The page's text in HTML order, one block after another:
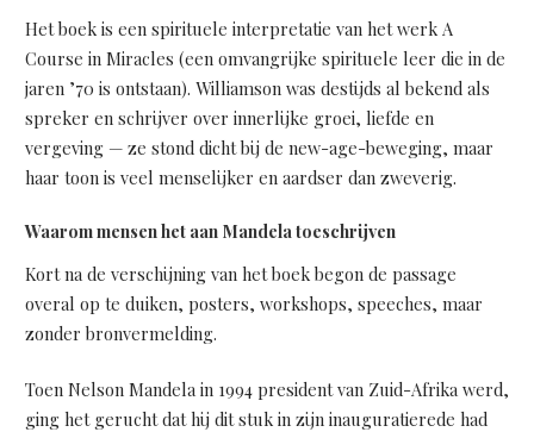
Het boek is een spirituele interpretatie van het werk A
Course in Miracles (een omvangrijke spirituele leer die in de
jaren ’70 is ontstaan). Williamson was destijds al bekend als
spreker en schrijver over innerlijke groei, liefde en
vergeving — ze stond dicht bij de new-age-beweging, maar
haar toon is veel menselijker en aardser dan zweverig.
Waarom mensen het aan Mandela toeschrijven
Kort na de verschijning van het boek begon de passage
overal op te duiken, posters, workshops, speeches, maar
zonder bronvermelding.
Toen Nelson Mandela in 1994 president van Zuid-Afrika werd,
ging het gerucht dat hij dit stuk in zijn inauguratierede had